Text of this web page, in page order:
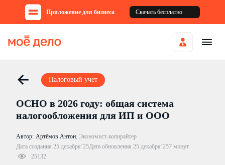
Приложение для бизнеса Скачать бесплатно
Налоговый учет
ОСНО в 2026 году: общая система
налогообложения для ИП и ООО
Автор: Артёмов Антон, Экономист-копирайтер
Дата создания 25 декабря’25Дата обновления 25 декабря’257 минут
25132